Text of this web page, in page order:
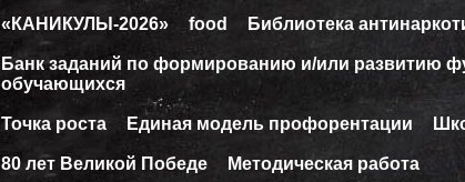
«КАНИКУЛЫ-2026» food Библиотека
Банк заданий по формированию и/или развитию
обучающихся
Точка роста Единая модель профорентации
80 лет Великой Победе Методическая работа